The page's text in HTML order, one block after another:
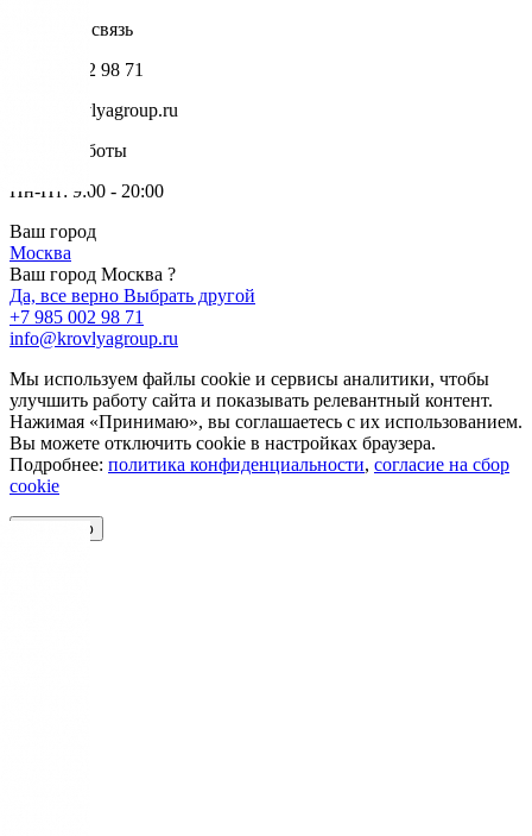
Обратная связь
+7 985 002 98 71
info@krovlyagroup.ru
Режим работы
Пн-Пт: 9:00 - 20:00
Ваш город
Москва
Ваш город Москва ?
Да, все верно Выбрать другой
+7 985 002 98 71
info@krovlyagroup.ru
Мы используем файлы cookie и сервисы аналитики, чтобы
улучшить работу сайта и показывать релевантный контент.
Нажимая «Принимаю», вы соглашаетесь с их использованием.
Вы можете отключить cookie в настройках браузера.
Подробнее: политика конфиденциальности, согласие на сбор
cookie
Принимаю